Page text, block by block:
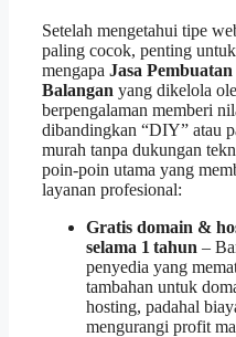
Setelah mengetahui tipe
paling cocok, penting
mengapa Jasa
Balangan yang dikelola
berpengalaman memberi
dibandingkan “DIY” atau
murah tanpa dukungan
poin‑poin utama yang
layanan profesional:
Gratis domain &
selama 1 tahun –
penyedia yang
tambahan untuk
hosting, padahal
mengurangi profit